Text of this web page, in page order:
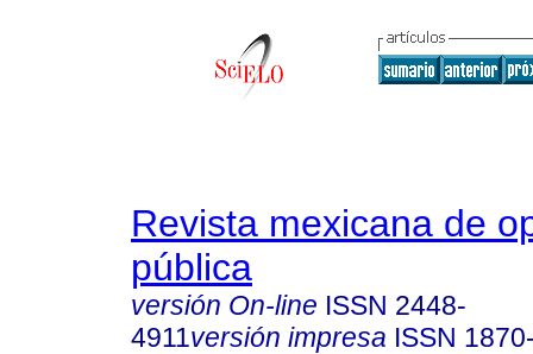
Revista mexicana de
pública
versión On-line ISSN 2448-
4911versión impresa ISSN